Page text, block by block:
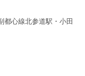
都心線北参道駅・小田